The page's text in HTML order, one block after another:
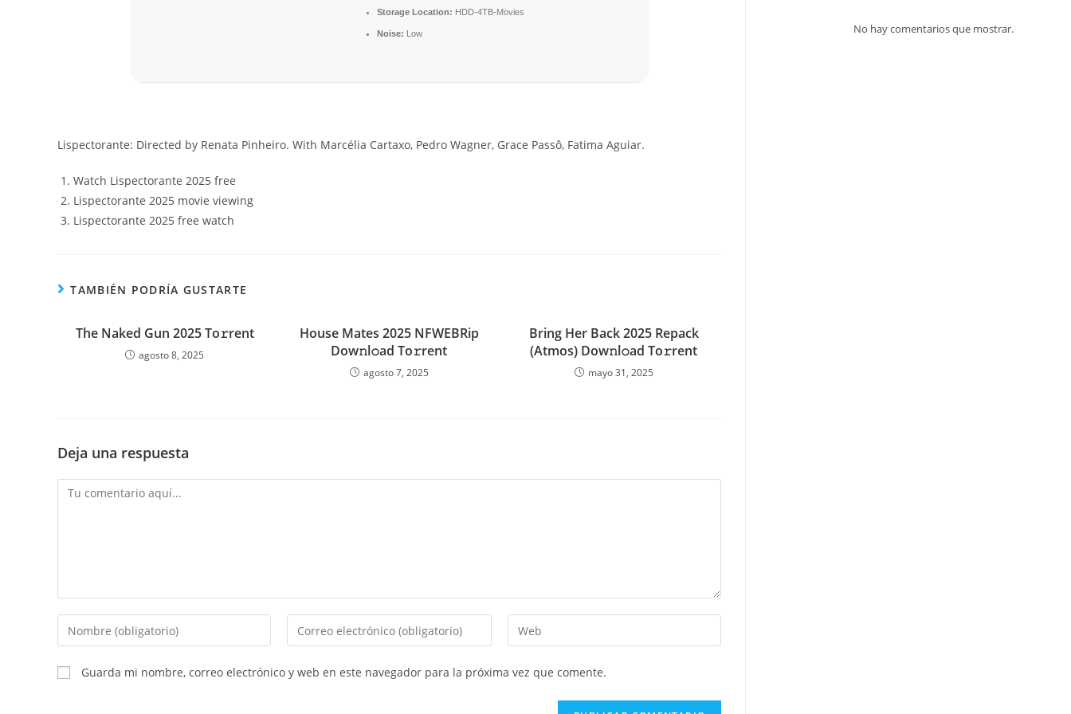
Storage Location: HDD-4TB-Movies
Noise: Low
Lispectorante: Directed by Renata Pinheiro. With Marcélia Cartaxo, Pedro Wagner, Grace Passô, Fatima Aguiar.
Watch Lispectorante 2025 free
Lispectorante 2025 movie viewing
Lispectorante 2025 free watch
TAMBIÉN PODRÍA GUSTARTE
The Naked Gun 2025 To𝚛rent
agosto 8, 2025
House Mates 2025 NFWEBRip
Dow𝚗l𝚘ad To𝚛rent
agosto 7, 2025
Bring Her Back 2025 Repack
(Atmos) Dow𝚗l𝚘ad To𝚛rent
mayo 31, 2025
Deja una respuesta
Comentario
Introduce
tu
nombre
o
Introduce
tu
de
Introduce
la
Guarda mi nombre, correo electrónico y web en este navegador para la próxima vez que comente.
No hay comentarios que mostrar.